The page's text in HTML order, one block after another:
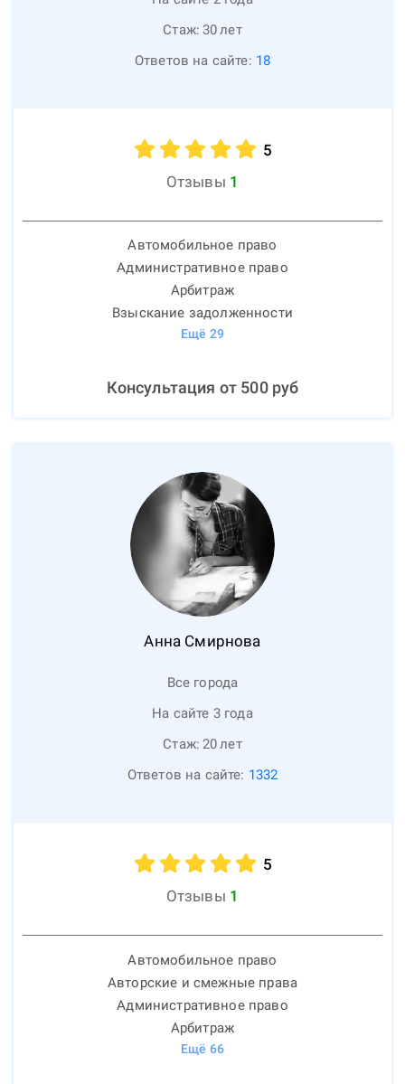
Стаж: 30лет
Ответов на сайте: 18
5
Отзывы 1
Автомобильное право
Административное право
Арбитраж
Взыскание задолженности
Ещё 29
Консультация от 500руб
Анна Смирнова
Все города
На сайте 3 года
Стаж: 20лет
Ответов на сайте: 1332
5
Отзывы 1
Автомобильное право
Авторские и смежные права
Административное право
Арбитраж
Ещё 66